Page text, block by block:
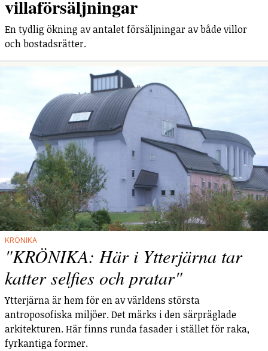
villaförsäljningar
En tydlig ökning av antalet försäljningar av både villor
och bostadsrätter.
KRÖNIKA
"KRÖNIKA: Här i Ytterjärna tar
katter selfies och pratar"
Ytterjärna är hem för en av världens största
antroposofiska miljöer. Det märks i den särpräglade
arkitekturen. Här finns runda fasader i stället för raka,
fyrkantiga former.